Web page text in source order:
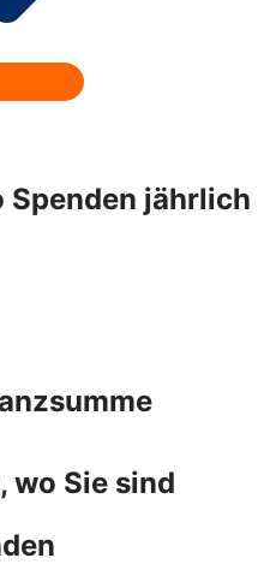
Spenden jährlich
wo Sie sind